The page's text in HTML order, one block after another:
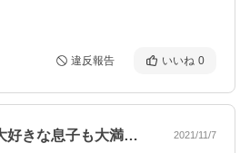
違反報告 いいね 0
うまい！！雲丹が大好きな息子も大満足。… 2021/11/7